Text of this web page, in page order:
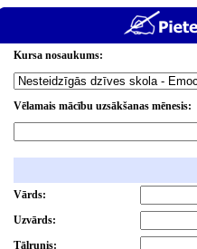
Kursa nosaukums:
Vēlamais mācību uzsākšanas mēnesis:
Vārds:
Uzvārds:
Tālrunis: